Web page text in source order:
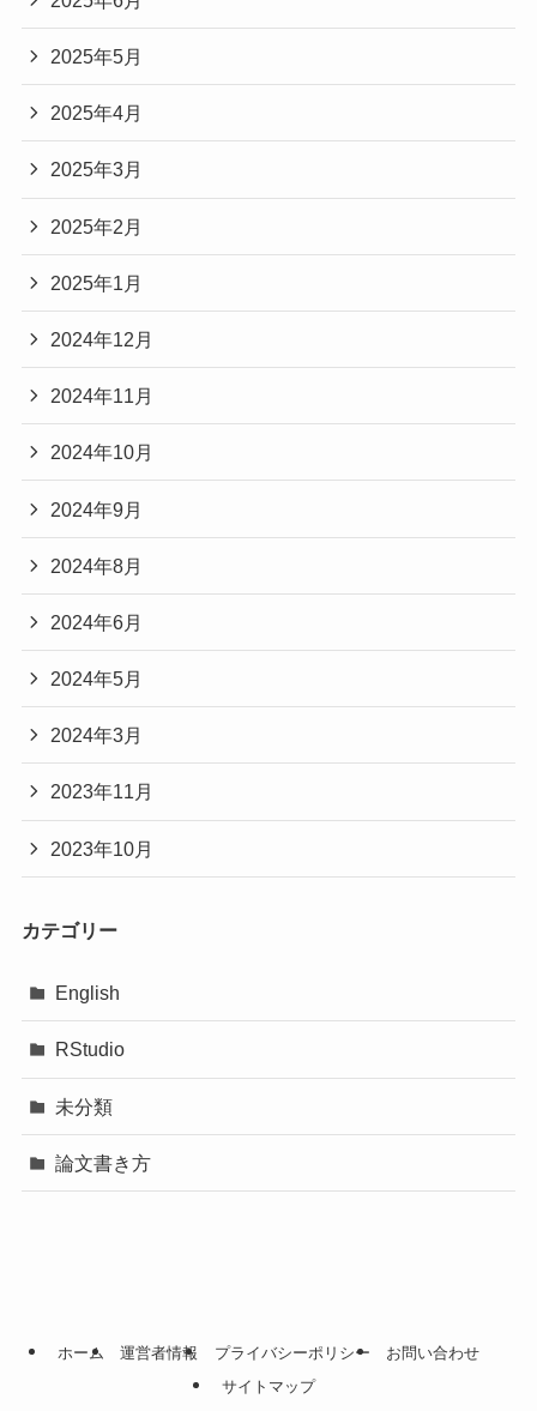
2025年5月
2025年4月
2025年3月
2025年2月
2025年1月
2024年12月
2024年11月
2024年10月
2024年9月
2024年8月
2024年6月
2024年5月
2024年3月
2023年11月
2023年10月
カテゴリー
English
RStudio
未分類
論文書き方
ホーム 運営者情報 プライバシーポリシー
お問い合わせ
サイトマップ